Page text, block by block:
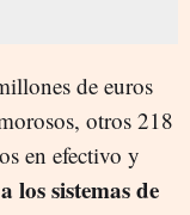
de euros
otros 218
en efectivo y
los sistemas de